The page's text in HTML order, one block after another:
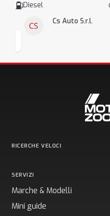
Diesel
Cs Auto S.r.l.
RICERCHE VELOCI
SERVIZI
Marche & Modelli
Mini guide